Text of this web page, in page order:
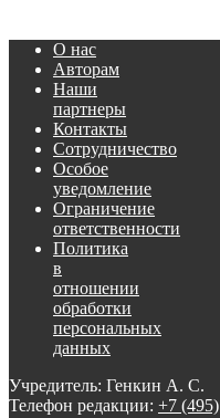
О нас
Авторам
Наши
партнеры
Контакты
Сотрудничество
Особое
уведомление
Ограничение
ответственности
Политика
в
отношении
обработки
персональных
данных
Учредитель: Генкин А. С.
Телефон редакции: +7 (495)